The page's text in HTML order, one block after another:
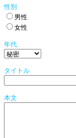
性別
男性
女性
年代
タイトル
本文